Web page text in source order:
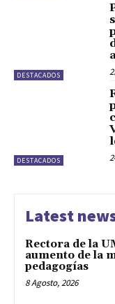
DESTACADOS
DESTACADOS
Latest
Rectora de la
aumento de la
pedagogías
8 Agosto, 2026